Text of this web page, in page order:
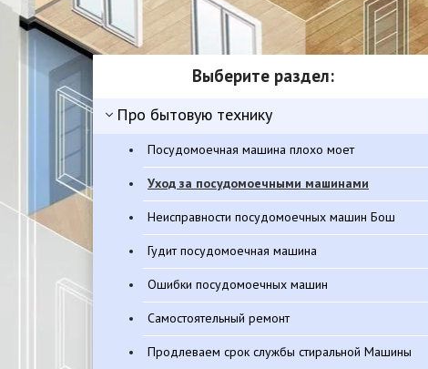
Выберите раздел:
Про бытовую технику
посудомоечная машина плохо моет
Уход за посудомоечными машинами
Неисправности посудомоечных машин Бош
Гудит посудомоечная машина
Ошибки посудомоечных машин
Самостоятельный ремонт
Продлеваем срок службы стиральной Машины